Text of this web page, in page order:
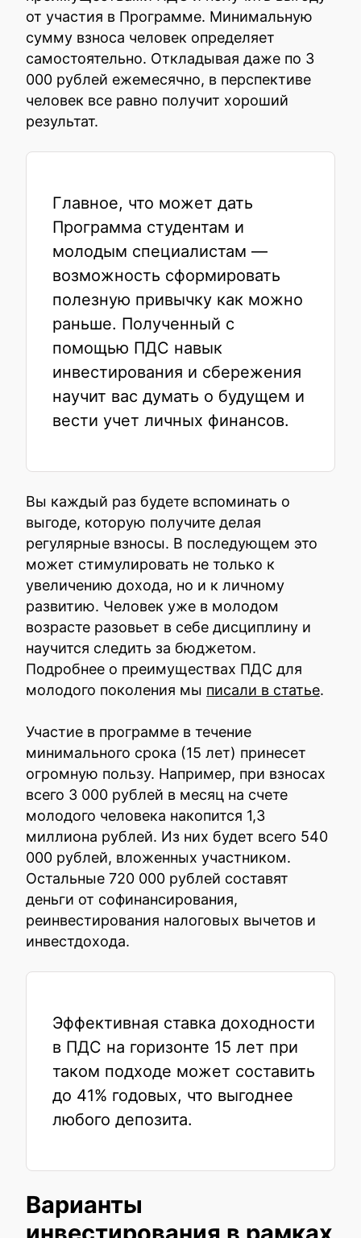
от участия в Программе. Минимальную
сумму взноса человек определяет
самостоятельно. Откладывая даже по 3
000 рублей ежемесячно, в перспективе
человек все равно получит хороший
результат.
Главное, что может дать
Программа студентам и
молодым специалистам —
возможность сформировать
полезную привычку как можно
раньше. Полученный с
помощью ПДС навык
инвестирования и сбережения
научит вас думать о будущем и
вести учет личных финансов.
Вы каждый раз будете вспоминать о
выгоде, которую получите делая
регулярные взносы. В последующем это
может стимулировать не только к
увеличению дохода, но и к личному
развитию. Человек уже в молодом
возрасте разовьет в себе дисциплину и
научится следить за бюджетом.
Подробнее о преимуществах ПДС для
молодого поколения мы писали в статье.
Участие в программе в течение
минимального срока (15 лет) принесет
огромную пользу. Например, при взносах
всего 3 000 рублей в месяц на счете
молодого человека накопится 1,3
миллиона рублей. Из них будет всего 540
000 рублей, вложенных участником.
Остальные 720 000 рублей составят
деньги от софинансирования,
реинвестирования налоговых вычетов и
инвестдохода.
Эффективная ставка доходности
в ПДС на горизонте 15 лет при
таком подходе может составить
до 41% годовых, что выгоднее
любого депозита.
Варианты